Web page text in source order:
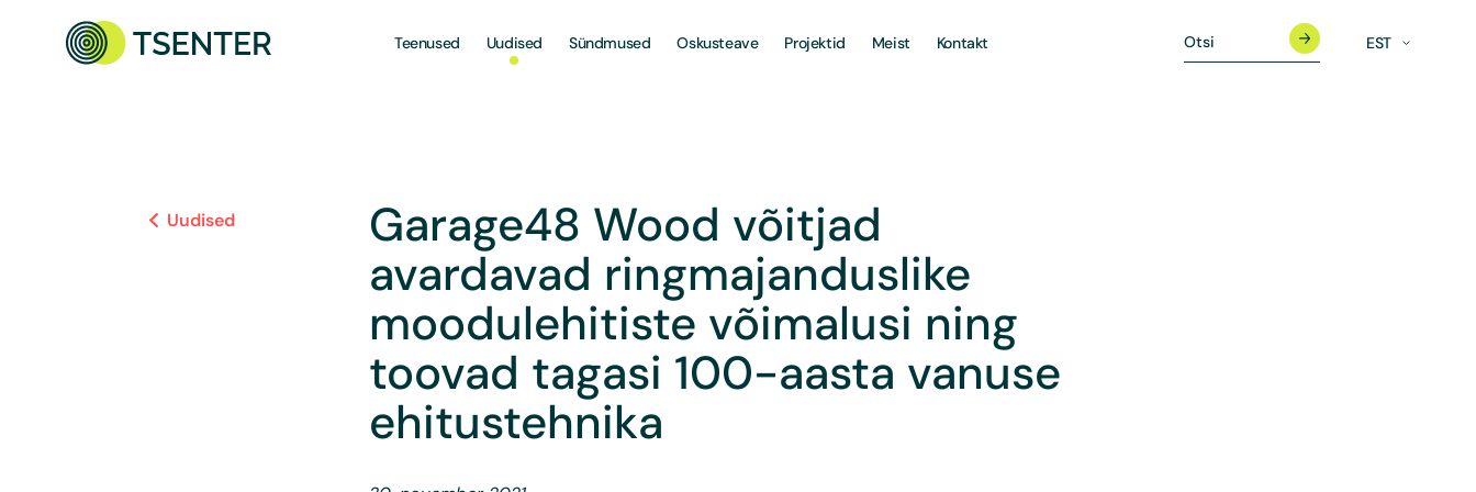
Teenused Uudised Sündmused Oskusteave Projektid Meist Kontakt EST
Uudised
Garage48 Wood võitjad
avardavad ringmajanduslike
moodulehitiste võimalusi ning
toovad tagasi 100-aasta vanuse
ehitustehnika